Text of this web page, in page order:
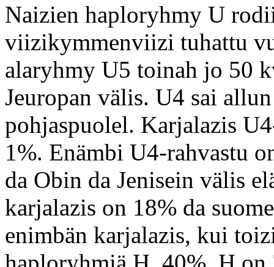
Naizien haploryhmy U
viizikymmenviizi tuhattu
alaryhmy U5 toinah jo 50
Jeuropan välis. U4 sai
pohjaspuolel. Karjalazis
1%. Enämbi U4-rahvastu
da Obin da Jenisein välis
karjalazis on 18% da
enimbän karjalazis, kui